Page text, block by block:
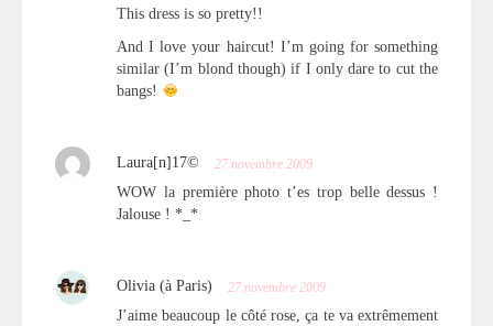
This dress is so pretty!!
And I love your haircut! I’m going for something
similar (I’m blond though) if I only dare to cut the
bangs!
Laura[n]17© 27 novembre 2009
WOW la première photo t’es trop belle dessus !
Jalouse ! *_*
Olivia (à Paris) 27 novembre 2009
J’aime beaucoup le côté rose, ça te va extrêmement